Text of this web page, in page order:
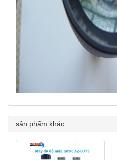
sản phẩm khác